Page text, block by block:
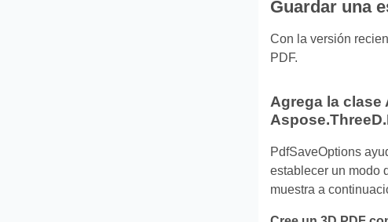
Guardar una
Con la versión
PDF.
Agrega la clase
PdfSaveOptions
establecer un modo
muestra a